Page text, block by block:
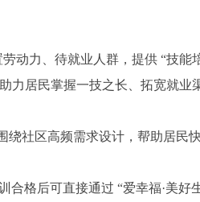
动力、待就业人群，提供 “技
力居民掌握一技之长、拓宽就业
绕社区高频需求设计，帮助居民
合格后可直接通过 “爱幸福·美